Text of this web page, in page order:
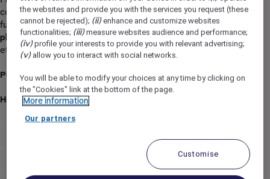
confortables, l’hôtel ibis Beauvais recherche son/sa
futur(e)Réceptionniste Polyvalent(e) (H/F)en CDI – Temps
plein (35h/semaine)pour rejoindre une équipe dynamique
et engagée.
Poste à pourvoir immédiatement.
Horaires en rotation :
7h00 – 15h15
23h15 – 7h00
the websites and provide you with the services you request (these
cannot be rejected); (ii)enhance and customize websites
functionalities; (iii)measure websites audience and performance;
(iv)profile your interests to provide you with relevant advertising;
(v)allow you to interact with social networks.
You will be able to modify your choices at any time by clicking on
the "Cookies" link at the bottom of the page.
More information
Our partners
Customise